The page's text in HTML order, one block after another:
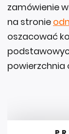
zamówienie
na stronie
oszacować
powierzchnia